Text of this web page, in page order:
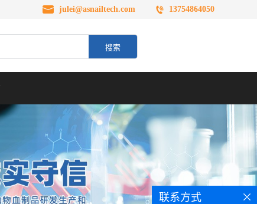
julei@asnailtech.com 13754864050
联系方式